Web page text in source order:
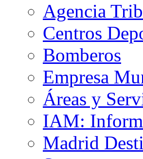
Agencia
Centros
Bomberos
Empresa
Áreas y
IAM:
Madrid